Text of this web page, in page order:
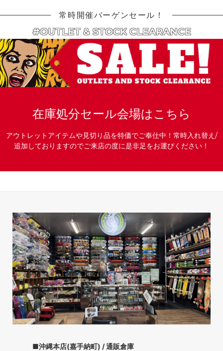
常時開催バーゲンセール！
#OUTLET & STOCK CLEARANCE
在庫処分セール会場はこちら
アウトレットアイテムや見切り品を特価でご奉仕中！常時入れ替え/
追加しておりますのでご来店の度に是非足をお運びください！
■沖縄本店(嘉手納町) / 通販倉庫